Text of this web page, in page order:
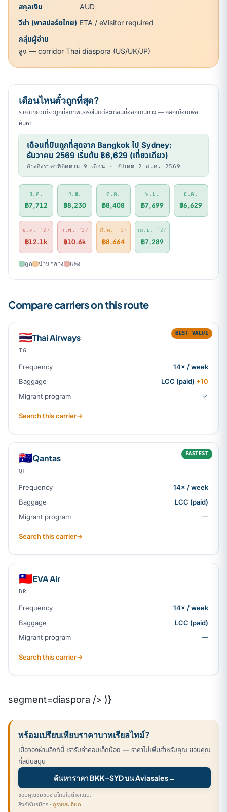
สกุลเงิน
AUD
วีซ่า (พาสปอร์ตไทย) ETA / eVisitor required
กลุ่มผู้อ่าน
สูง — corridor Thai diaspora (US/UK/JP)
เดือนไหนตั๋วถูกที่สุด?
ราคาเที่ยวเดียวถูกที่สุดที่พบจริงในแต่ละเดือนที่ออกเดินทาง — คลิกเดือนเพื่อ
ค้นหา
เดือนที่บินถูกที่สุดจาก Bangkok ไป Sydney:
ธันวาคม 2569 เริ่มต้น ฿6,629 (เที่ยวเดียว)
อ้างอิงราคาที่ติดตาม 9 เดือน · อัปเดต 2 ส.ค. 2569
ส.ค.
฿7,712
ก.ย.
฿8,230
ต.ค.
฿8,408
พ.ย.
฿7,699
ธ.ค.
฿6,629
ม.ค. '27
฿12.1k
ก.พ. '27
฿10.6k
มี.ค. '27
฿8,664
เม.ย. '27
฿7,289
ถูก ปานกลาง แพง
Compare carriers on this route
BEST VALUE
🇹🇭Thai Airways
TG
Frequency
14× / week
Baggage
LCC (paid) +10
Migrant program
✓
Search this carrier→
FASTEST
🇦🇺Qantas
QF
Frequency
14× / week
Baggage
LCC (paid)
Migrant program
—
Search this carrier→
🇹🇼EVA Air
BR
Frequency
14× / week
Baggage
LCC (paid)
Migrant program
—
Search this carrier→
segment=diaspora /> )}
พร้อมเปรียบเทียบราคาบาทเรียลไทม์?
เมื่อจองผ่านลิงก์นี้ เรารับค่าคอมเล็กน้อย — ราคาไม่เพิ่มสำหรับคุณ ขอบคุณ
ที่สนับสนุน
ค้นหาราคา BKK–SYD บน Aviasales→
ขอบคุณชุมชนชาวไทยในต่างแดน.
ลิงก์พันธมิตร · ดูรายละเอียด